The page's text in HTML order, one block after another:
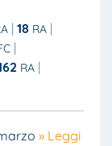
18 RA
RA
» Leggi